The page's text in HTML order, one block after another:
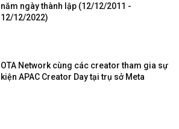
năm ngày thành lập (12/12/2011 -
12/12/2022)
OTA Network cùng các creator tham gia sự
kiện APAC Creator Day tại trụ sở Meta